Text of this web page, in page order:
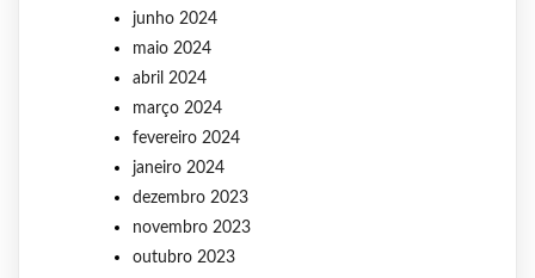
junho 2024
maio 2024
abril 2024
março 2024
fevereiro 2024
janeiro 2024
dezembro 2023
novembro 2023
outubro 2023